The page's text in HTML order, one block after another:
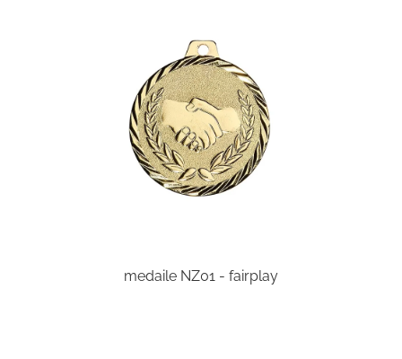
medaile NZ01 - fairplay